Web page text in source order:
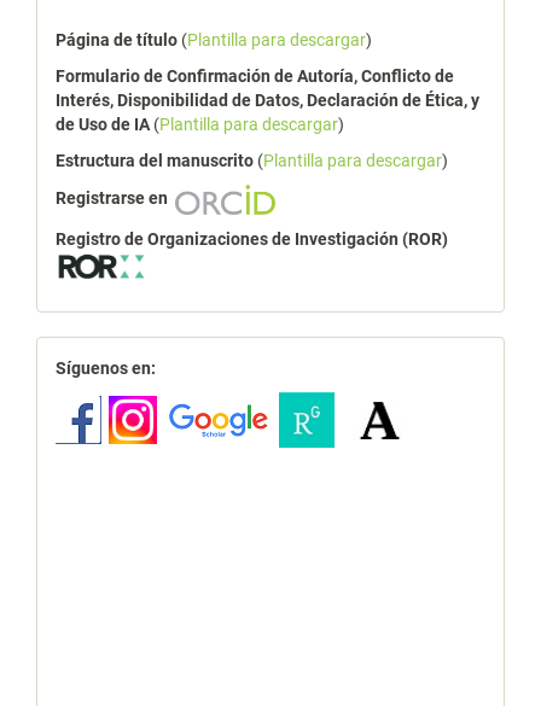
Página de título (Plantilla para descargar)
Formulario de Confirmación de Autoría, Conflicto de
Interés, Disponibilidad de Datos, Declaración de Ética, y
de Uso de IA(Plantilla para descargar)
Estructura del manuscrito (Plantilla para descargar)
Registrarse en
Registro de Organizaciones de Investigación (ROR)
redes
Síguenos en: